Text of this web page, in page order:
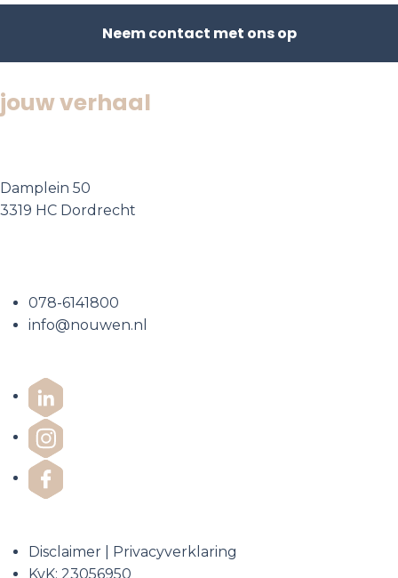
Neem contact met ons op
jouw verhaal
Damplein 50
3319 HC Dordrecht
078-6141800
info@nouwen.nl
Disclaimer
Privacyverklaring
KvK: 23056950